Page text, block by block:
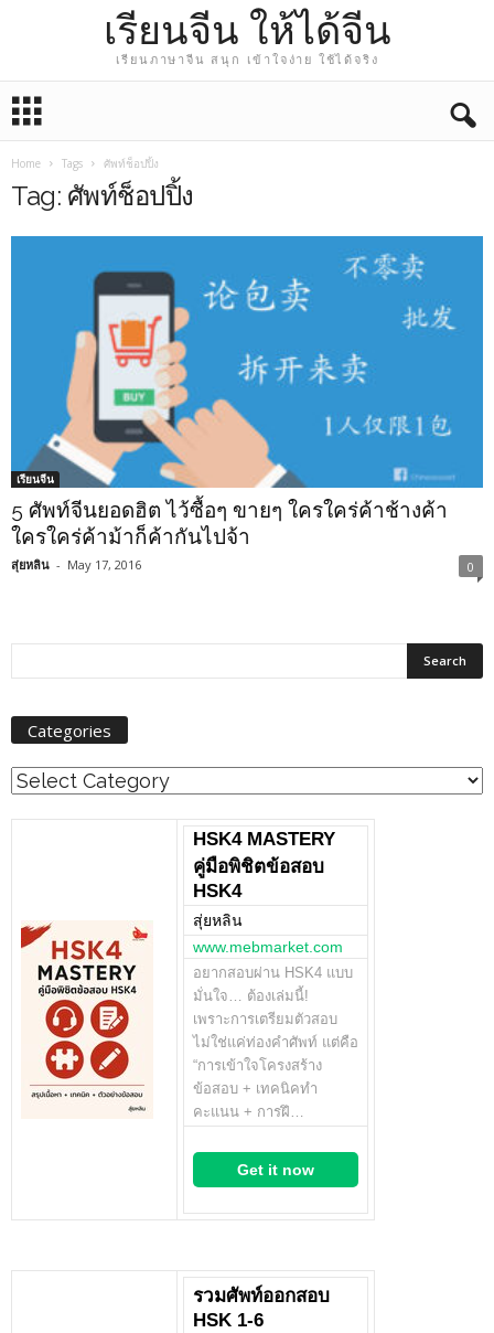
เรียนจีน ให้ได้จีน
เรียนภาษาจีน สนุก เข้าใจง่าย ใช้ได้จริง
Home Tags ศัพท์ช็อปปิ้ง
Tag: ศัพท์ช็อปปิ้ง
เรียนจีน
5 ศัพท์จีนยอดฮิต ไว้ซื้อๆ ขายๆ ใครใคร่ค้าช้างค้า
ใครใคร่ค้าม้าก็ค้ากันไปจ้า
สุ่ยหลิน - May 17, 2016 0
Categories
Categories
HSK4 MASTERY
คู่มือพิชิตข้อสอบ
HSK4
สุ่ยหลิน
www.mebmarket.com
อยากสอบผ่าน HSK4 แบบ
มั่นใจ… ต้องเล่มนี้!
เพราะการเตรียมตัวสอบ
ไม่ใช่แค่ท่องคำศัพท์ แต่คือ
“การเข้าใจโครงสร้าง
ข้อสอบ + เทคนิคทำ
คะแนน + การฝึ…
Get it now
รวมศัพท์ออกสอบ
HSK 1-6